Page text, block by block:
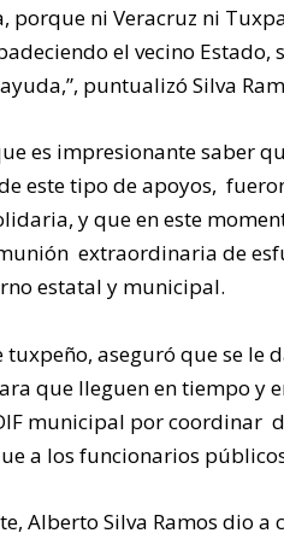
porque ni Veracruz ni
el vecino
puntualizó Silva
es impresionante saber
este tipo de apoyos,
y que en este
extraordinaria de
estatal y municipal.
tuxpeño, aseguró que se
que lleguen en tiempo y
municipal por coordinar
a los funcionarios
Alberto Silva Ramos dio